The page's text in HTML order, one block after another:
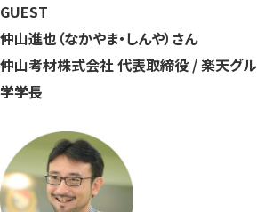
GUEST
仲山進也（なかやま・しんや）さん
仲山考材株式会社 代表取締役 / 楽天グ
学学長